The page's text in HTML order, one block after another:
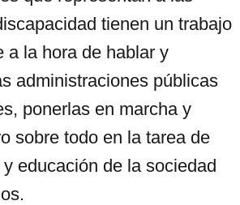
tienen un trabajo
a la hora de hablar y
administraciones públicas
ponerlas en marcha y
sobre todo en la tarea de
educación de la sociedad